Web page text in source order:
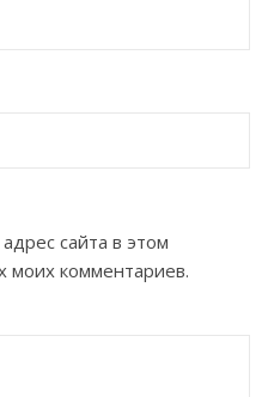
сайта в этом
моих комментариев.